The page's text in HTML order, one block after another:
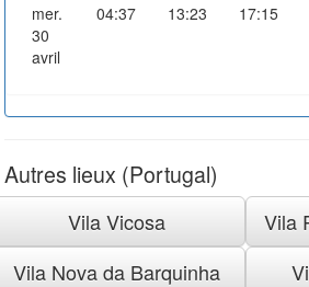
mer.
30
avril
04:37 13:23 17:15
Autres lieux (Portugal)
Vila Vicosa
Vila
Vila Nova da Barquinha